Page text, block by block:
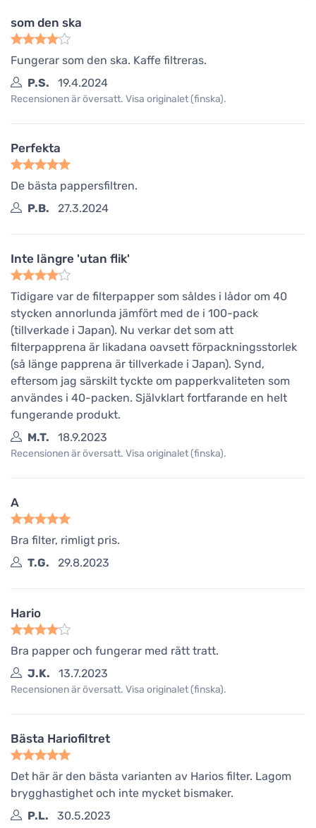
som den ska
Fungerar som den ska. Kaffe filtreras.
P.S.
19.4.2024
Recensionen är översatt. Visa originalet (finska).
Perfekta
De bästa pappersfiltren.
P.B.
27.3.2024
Inte längre 'utan flik'
Tidigare var de filterpapper som såldes i lådor om 40
stycken annorlunda jämfört med de i 100-pack
(tillverkade i Japan). Nu verkar det som att
filterpapprena är likadana oavsett förpackningsstorlek
(så länge papprena är tillverkade i Japan). Synd,
eftersom jag särskilt tyckte om papperkvaliteten som
användes i 40-packen. Självklart fortfarande en helt
fungerande produkt.
M.T.
18.9.2023
Recensionen är översatt. Visa originalet (finska).
A
Bra filter, rimligt pris.
T.G.
29.8.2023
Hario
Bra papper och fungerar med rätt tratt.
J.K.
13.7.2023
Recensionen är översatt. Visa originalet (finska).
Bästa Hariofiltret
Det här är den bästa varianten av Harios filter. Lagom
brygghastighet och inte mycket bismaker.
P.L.
30.5.2023